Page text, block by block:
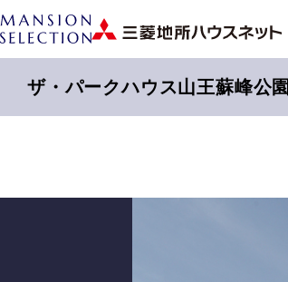
ザ・パークハウス山王蘇峰公園